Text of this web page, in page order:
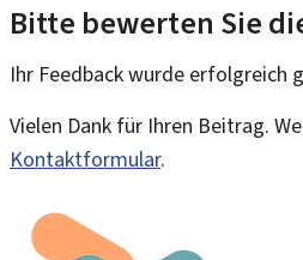
Bitte bewerten Sie
Ihr Feedback wurde erfolgreich
Vielen Dank für Ihren Beitrag.
Kontaktformular.